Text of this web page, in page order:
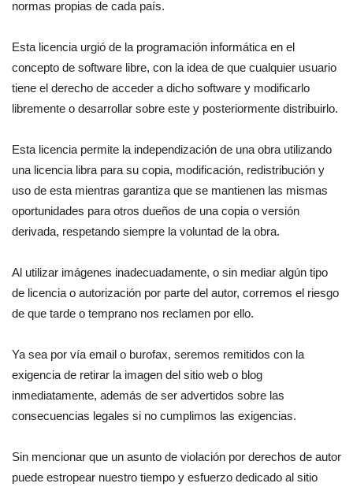
normas propias de cada país.
Esta licencia urgió de la programación informática en el
concepto de software libre, con la idea de que cualquier usuario
tiene el derecho de acceder a dicho software y modificarlo
libremente o desarrollar sobre este y posteriormente distribuirlo.
Esta licencia permite la independización de una obra utilizando
una licencia libra para su copia, modificación, redistribución y
uso de esta mientras garantiza que se mantienen las mismas
oportunidades para otros dueños de una copia o versión
derivada, respetando siempre la voluntad de la obra.
Al utilizar imágenes inadecuadamente, o sin mediar algún tipo
de licencia o autorización por parte del autor, corremos el riesgo
de que tarde o temprano nos reclamen por ello.
Ya sea por vía email o burofax, seremos remitidos con la
exigencia de retirar la imagen del sitio web o blog
inmediatamente, además de ser advertidos sobre las
consecuencias legales si no cumplimos las exigencias.
Sin mencionar que un asunto de violación por derechos de autor
puede estropear nuestro tiempo y esfuerzo dedicado al sitio